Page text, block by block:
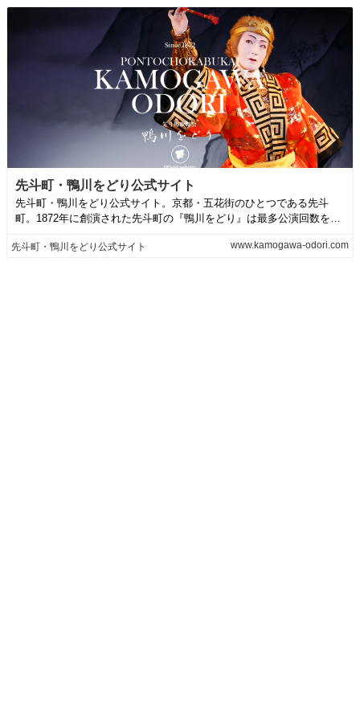
先斗町・鴨川をどり公式サイト
先斗町・鴨川をどり公式サイト。京都・五花街のひとつである先斗
町。1872年に創演された先斗町の『鴨川をどり』は最多公演回数を誇
先斗町・鴨川をどり公式サイト www.kamogawa-odori.com